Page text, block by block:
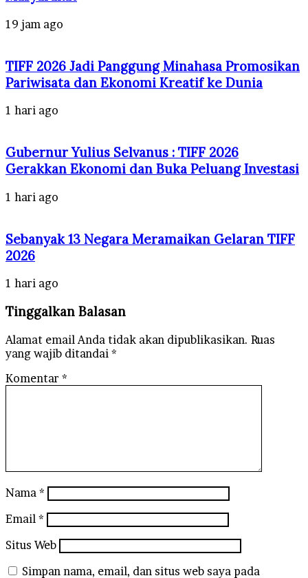
19 jam ago
TIFF 2026 Jadi Panggung Minahasa Promosikan
Pariwisata dan Ekonomi Kreatif ke Dunia
1 hari ago
Gubernur Yulius Selvanus : TIFF 2026
Gerakkan Ekonomi dan Buka Peluang Investasi
1 hari ago
Sebanyak 13 Negara Meramaikan Gelaran TIFF
2026
1 hari ago
Tinggalkan Balasan
Alamat email Anda tidak akan dipublikasikan. Ruas
yang wajib ditandai *
Komentar *
Nama *
Email *
Situs Web
Simpan nama, email, dan situs web saya pada